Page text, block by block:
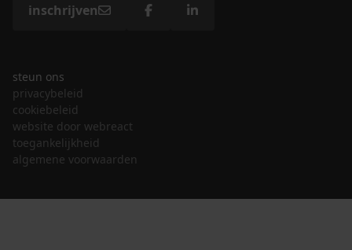
inschrijven
steun ons
privacybeleid
cookiebeleid
website door webreact
toegankelijkheid
algemene voorwaarden